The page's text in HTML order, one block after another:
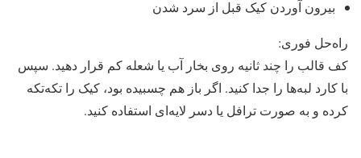
بیرون آوردن کیک قبل از سرد شدن
راه‌حل فوری:
کف قالب را چند ثانیه روی بخار آب یا شعله کم قرار دهید. سپس
با کارد لبه‌ها را جدا کنید. اگر باز هم چسبیده بود، کیک را تکه‌تکه
کرده و به صورت ترافل یا دسر لایه‌ای استفاده کنید.